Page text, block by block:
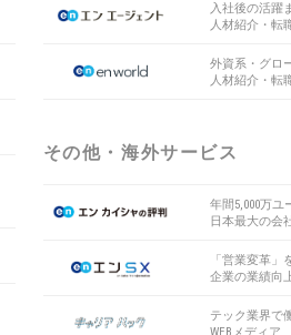
入社後の活躍
人材紹介・転
外資系・グロ
人材紹介・転
その他・海外サービス
年間5,000万ユ
日本最大の会
「営業変革」
企業の業績向
テック業界で